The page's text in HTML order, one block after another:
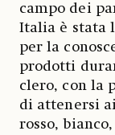
campo dei
Italia è stata
per la
prodotti
clero, con la
di attenersi
rosso,